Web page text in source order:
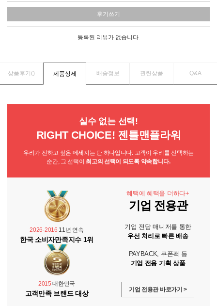
후기쓰기
등록된 리뷰가 없습니다.
상품후기() 제품상세 배송정보 관련상품 Q&A
실수 없는 선택!
RIGHT CHOICE! 젠틀맨플라워
우리가 전하고 싶은 메세지는 단 하나입니다. 고객이 우리를 선택하는
순간, 그 선택이 최고의 선택이 되도록 약속합니다.
2026-2016 11년 연속
한국 소비자만족지수 1위
2015 대한민국
고객만족 브랜드 대상
혜택에 혜택을 더하다+
기업 전용관
기업 전담 매니저를 통한
우선 처리로 빠른 배송
PAYBACK, 쿠폰팩 등
기업 전용 기획 상품
기업 전용관 바로가기 >